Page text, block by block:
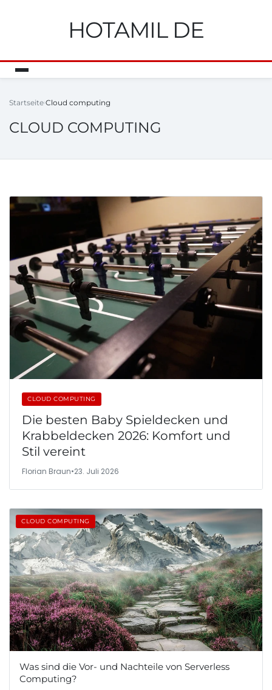
HOTAMIL DE
Startseite Cloud computing
CLOUD COMPUTING
CLOUD COMPUTING
Die besten Baby Spieldecken und
Krabbeldecken 2026: Komfort und
Stil vereint
Florian Braun•23. Juli 2026
CLOUD COMPUTING
Was sind die Vor- und Nachteile von Serverless
Computing?